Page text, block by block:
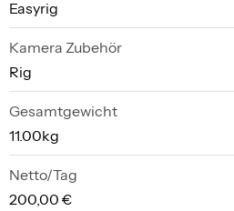
Easyrig
Kamera Zubehör
Rig
Gesamtgewicht
11.00kg
Netto/Tag
200,00 €